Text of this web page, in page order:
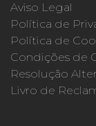
Aviso Legal
Política de
Política de
Condições de
Resolução
Livro de